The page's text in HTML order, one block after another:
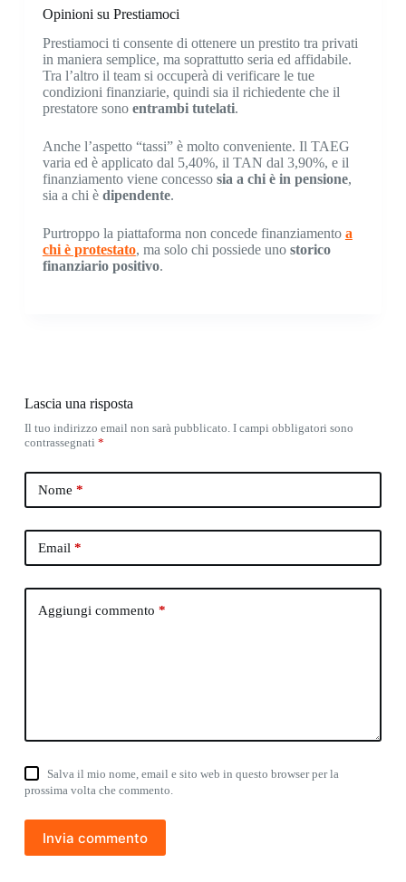
Opinioni su Prestiamoci
Prestiamoci ti consente di ottenere un prestito tra privati
in maniera semplice, ma soprattutto seria ed affidabile.
Tra l’altro il team si occuperà di verificare le tue
condizioni finanziarie, quindi sia il richiedente che il
prestatore sono entrambi tutelati.
Anche l’aspetto “tassi” è molto conveniente. Il TAEG
varia ed è applicato dal 5,40%, il TAN dal 3,90%, e il
finanziamento viene concesso sia a chi è in pensione,
sia a chi è dipendente.
Purtroppo la piattaforma non concede finanziamento a
chi è protestato, ma solo chi possiede uno storico
finanziario positivo.
Lascia una risposta
Il tuo indirizzo email non sarà pubblicato. I campi obbligatori sono
contrassegnati *
Nome *
Email *
Aggiungi commento *
Salva il mio nome, email e sito web in questo browser per la
prossima volta che commento.
Invia commento